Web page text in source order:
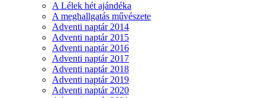
A Lélek hét ajándéka
A meghallgatás művészete
Adventi naptár 2014
Adventi naptár 2015
Adventi naptár 2016
Adventi naptár 2017
Adventi naptár 2018
Adventi naptár 2019
Adventi naptár 2020